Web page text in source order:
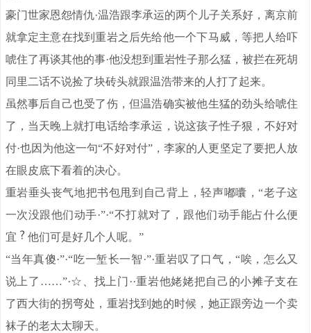
豪门世家恩怨情仇·温浩跟李承运的两个儿子关系好，离京前
就拿定主意在找到重岩之后先给他一个下马威，等把人给吓
唬住了再谈其他的事·他没想到重岩性子那么猛，被拦在死胡
同里二话不说捡了块砖头就跟温浩带来的人打了起来。
虽然事后自己也受了伤，但温浩确实被他生猛的劲头给唬住
了，当天晚上就打电话给李承运，说这孩子性子狠，不好对
付·也因为他这一句“不好对付”，李家的人更坚定了要把人放
在眼皮底下看着的决心。
重岩垂头丧气地把书包甩到自己背上，轻声嘟囔，“老子这
一次没跟他们动手·”·“不打就对了，跟他们动手能占什么便
宜
他们可是好几个人呢。”
“当年真傻·”·“吃一堑长一智·”·重岩叹了口气，“唉，怎么又
说上了……”·☆、找上门··重岩他姥姥把自己的小摊子支在
了西大街的拐弯处，重岩找到她的时候，她正跟旁边一个卖
袜子的老太太聊天。